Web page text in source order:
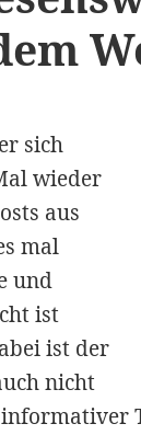
sich
wieder
aus
mal
und
ist
ist der
nicht